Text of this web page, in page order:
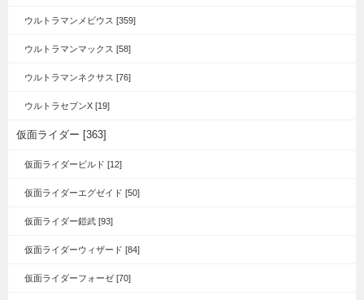
ウルトラマンメビウス [359]
ウルトラマンマックス [58]
ウルトラマンネクサス [76]
ウルトラセブンX [19]
仮面ライダー [363]
仮面ライダービルド [12]
仮面ライダーエグゼイド [50]
仮面ライダー鎧武 [93]
仮面ライダーウィザード [84]
仮面ライダーフォーゼ [70]